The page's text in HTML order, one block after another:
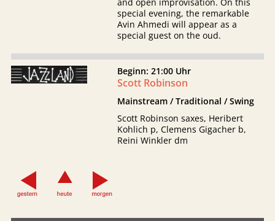
special evening, the remarkable
Avin Ahmedi will appear as a
special guest on the oud.
Beginn: 21:00 Uhr
Scott Robinson
Mainstream / Traditional / Swing
Scott Robinson saxes, Heribert
Kohlich p, Clemens Gigacher b,
Reini Winkler dm